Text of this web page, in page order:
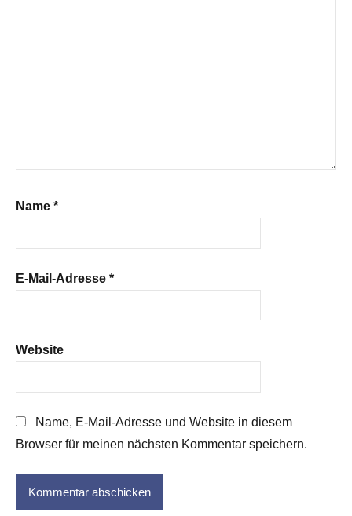
Name *
E-Mail-Adresse *
Website
Name, E-Mail-Adresse und Website in diesem
Browser für meinen nächsten Kommentar speichern.